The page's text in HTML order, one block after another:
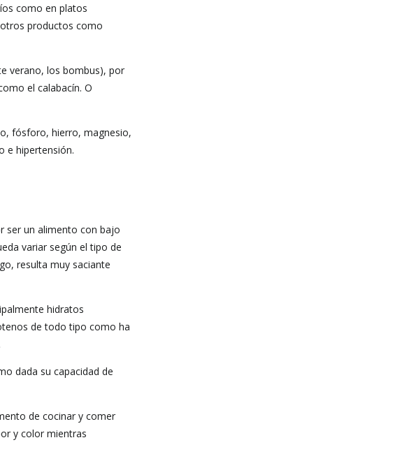
como en platos
productos como
verano, los bombus), por
el calabacín. O
fósforo, hierro, magnesio,
e hipertensión.
ser un alimento con bajo
variar según el tipo de
resulta muy saciante
hidratos
de todo tipo como ha
dada su capacidad de
de cocinar y comer
y color mientras